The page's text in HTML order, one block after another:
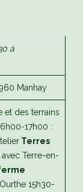
à
Manhay
et des terrains
17h00 :
Terres
Terre-en-
15h30-